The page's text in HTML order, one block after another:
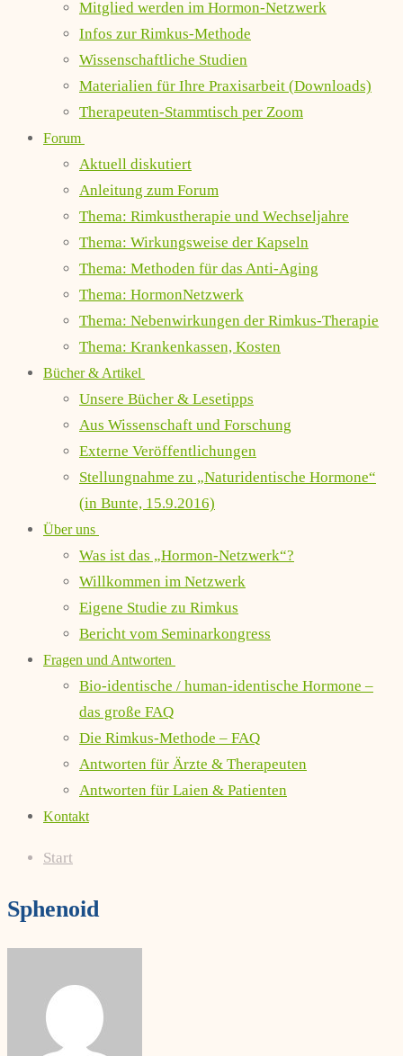
Mitglied werden im Hormon-Netzwerk
Infos zur Rimkus-Methode
Wissenschaftliche Studien
Materialien für Ihre Praxisarbeit (Downloads)
Therapeuten-Stammtisch per Zoom
Forum
Aktuell diskutiert
Anleitung zum Forum
Thema: Rimkustherapie und Wechseljahre
Thema: Wirkungsweise der Kapseln
Thema: Methoden für das Anti-Aging
Thema: HormonNetzwerk
Thema: Nebenwirkungen der Rimkus-Therapie
Thema: Krankenkassen, Kosten
Bücher & Artikel
Unsere Bücher & Lesetipps
Aus Wissenschaft und Forschung
Externe Veröffentlichungen
Stellungnahme zu „Naturidentische Hormone“
(in Bunte, 15.9.2016)
Über uns
Was ist das „Hormon-Netzwerk“?
Willkommen im Netzwerk
Eigene Studie zu Rimkus
Bericht vom Seminarkongress
Fragen und Antworten
Bio-identische / human-identische Hormone –
das große FAQ
Die Rimkus-Methode – FAQ
Antworten für Ärzte & Therapeuten
Antworten für Laien & Patienten
Kontakt
Start
Sphenoid